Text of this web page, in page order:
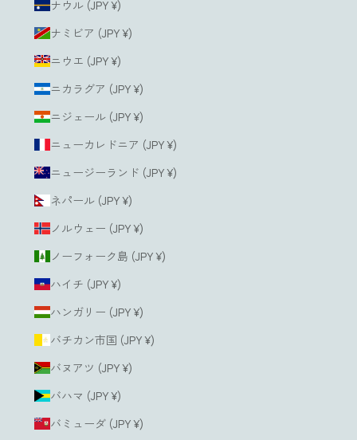
ナウル (JPY ¥)
ナミビア (JPY ¥)
ニウエ (JPY ¥)
ニカラグア (JPY ¥)
ニジェール (JPY ¥)
ニューカレドニア (JPY ¥)
ニュージーランド (JPY ¥)
ネパール (JPY ¥)
ノルウェー (JPY ¥)
ノーフォーク島 (JPY ¥)
ハイチ (JPY ¥)
ハンガリー (JPY ¥)
バチカン市国 (JPY ¥)
バヌアツ (JPY ¥)
バハマ (JPY ¥)
バミューダ (JPY ¥)